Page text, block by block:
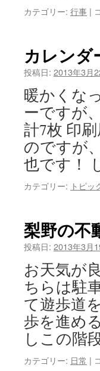
カテゴリー: 行事 |
は
カレンダ
投稿日: 2013年3月
暖かくな
ーですが
計7枚 印
のですが
也です！
カテゴリー: トピッ
梨野の不
投稿日: 2013年3月
お天気が
ちらは駐
て遊歩道
歩を進め
しこの階
カテゴリー: 日常 |